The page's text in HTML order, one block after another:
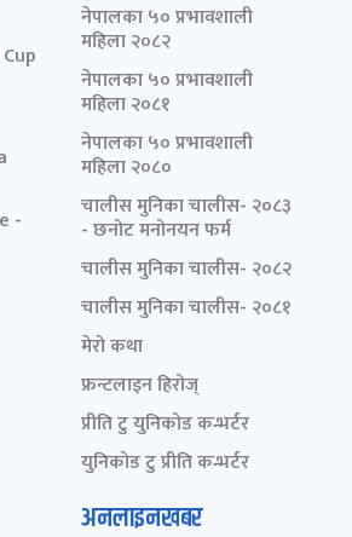
-
नेपालका ५० प्रभावशाली
महिला २०८२
नेपालका ५० प्रभावशाली
महिला २०८१
नेपालका ५० प्रभावशाली
महिला २०८०
चालीस मुनिका चालीस- २०८३
- छनोट मनोनयन फर्म
चालीस मुनिका चालीस- २०८२
चालीस मुनिका चालीस- २०८१
मेरो कथा
फ्रन्टलाइन हिरोज्
प्रीति टु युनिकोड कन्भर्टर
युनिकोड टु प्रीति कन्भर्टर
अनलाइनखबर